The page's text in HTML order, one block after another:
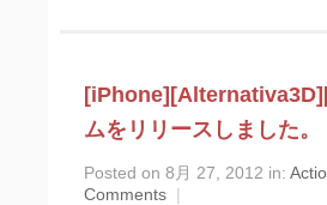
ムをリリースしました。
Posted on 8月 27, 2012 in:
Comments |